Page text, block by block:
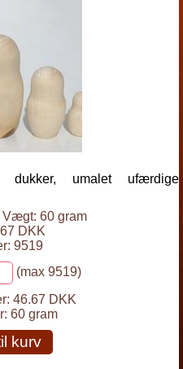
dukker, umalet ufærdige
60 gram
DKK
9519
(max 9519)
46.67 DKK
60 gram
kurv